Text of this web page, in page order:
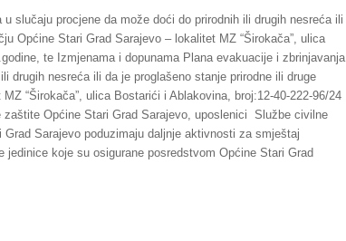
slučaju procjene da može doći do prirodnih ili drugih nesreća ili
Općine Stari Grad Sarajevo – lokalitet MZ “Širokača”, ulica
te Izmjenama i dopunama Plana evakuacije i zbrinjavanja
drugih nesreća ili da je proglašeno stanje prirodne ili druge
“Širokača”, ulica Bostarići i Ablakovina, broj:12-40-222-96/24
Općine Stari Grad Sarajevo, uposlenici Službe civilne
Sarajevo poduzimaju daljnje aktivnosti za smještaj
koje su osigurane posredstvom Općine Stari Grad